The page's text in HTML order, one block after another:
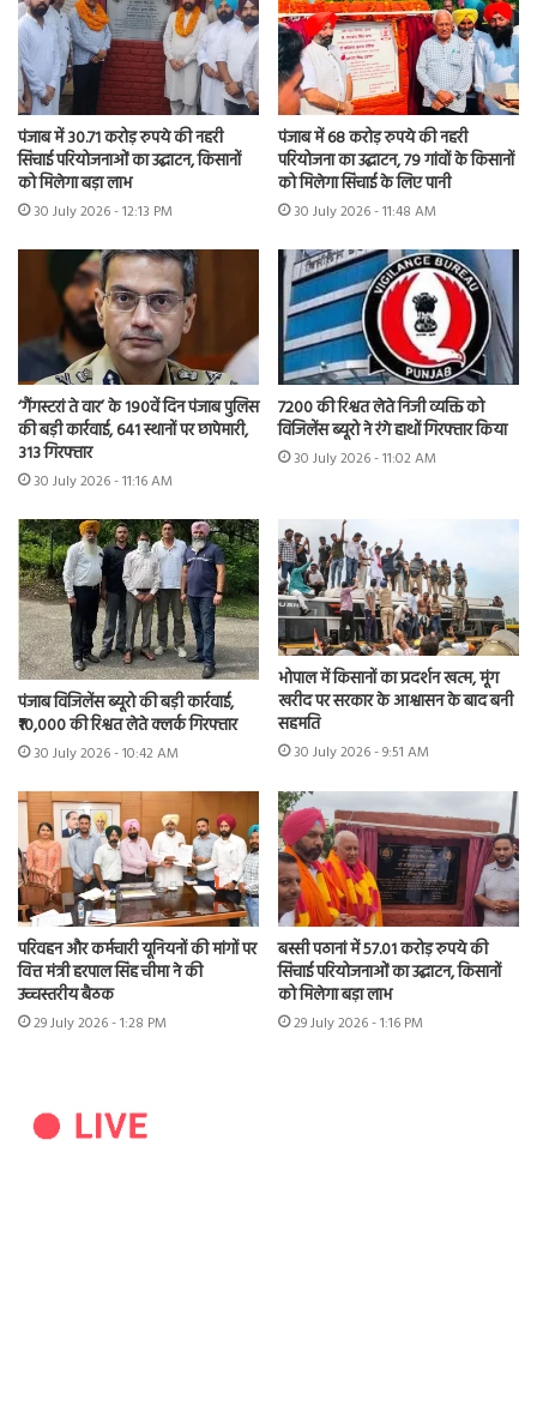
पंजाब में 30.71 करोड़ रुपये की नहरी
सिंचाई परियोजनाओं का उद्घाटन, किसानों
को मिलेगा बड़ा लाभ
30 July 2026 - 12:13 PM
पंजाब में 68 करोड़ रुपये की नहरी
परियोजना का उद्घाटन, 79 गांवों के किसानों
को मिलेगा सिंचाई के लिए पानी
30 July 2026 - 11:48 AM
‘गैंगस्टरां ते वार’ के 190वें दिन पंजाब पुलिस
की बड़ी कार्रवाई, 641 स्थानों पर छापेमारी,
313 गिरफ्तार
30 July 2026 - 11:16 AM
7200 की रिश्वत लेते निजी व्यक्ति को
विजिलेंस ब्यूरो ने रंगे हाथों गिरफ्तार किया
30 July 2026 - 11:02 AM
पंजाब विजिलेंस ब्यूरो की बड़ी कार्रवाई,
₹10,000 की रिश्वत लेते क्लर्क गिरफ्तार
30 July 2026 - 10:42 AM
भोपाल में किसानों का प्रदर्शन खत्म, मूंग
खरीद पर सरकार के आश्वासन के बाद बनी
सहमति
30 July 2026 - 9:51 AM
परिवहन और कर्मचारी यूनियनों की मांगों पर
वित्त मंत्री हरपाल सिंह चीमा ने की
उच्चस्तरीय बैठक
29 July 2026 - 1:28 PM
बस्सी पठानां में 57.01 करोड़ रुपये की
सिंचाई परियोजनाओं का उद्घाटन, किसानों
को मिलेगा बड़ा लाभ
29 July 2026 - 1:16 PM